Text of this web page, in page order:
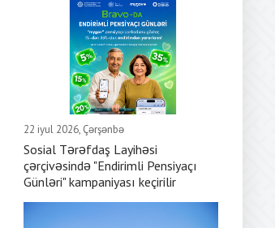
22 iyul 2026, Çərşənbə
Sosial Tərəfdaş Layihəsi
çərçivəsində "Endirimli Pensiyaçı
Günləri" kampaniyası keçirilir